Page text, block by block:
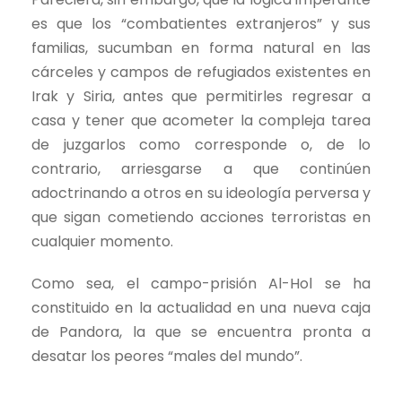
es que los “combatientes extranjeros” y sus
familias, sucumban en forma natural en las
cárceles y campos de refugiados existentes en
Irak y Siria, antes que permitirles regresar a
casa y tener que acometer la compleja tarea
de juzgarlos como corresponde o, de lo
contrario, arriesgarse a que continúen
adoctrinando a otros en su ideología perversa y
que sigan cometiendo acciones terroristas en
cualquier momento.
Como sea, el campo-prisión Al-Hol se ha
constituido en la actualidad en una nueva caja
de Pandora, la que se encuentra pronta a
desatar los peores “males del mundo”.